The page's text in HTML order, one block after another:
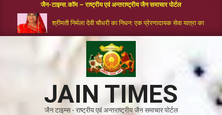
जैन-टाइम्स.कॉम – राष्ट्रीय एवं अन्तराष्ट्रीय जैन समाचार पोर्टल
श्रीमती निर्मला देवी चौधरी का निधन: एक प्रेरणादायक सेवा यात्रा का समापन
JAIN TIMES
जैन टाइम्स - राष्ट्रीय एवं अन्तराष्ट्रीय जैन समाचार पोर्टल